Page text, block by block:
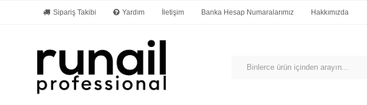
Sipariş Takibi Yardım İletişim Banka Hesap Numaralarımız Hakkımızda